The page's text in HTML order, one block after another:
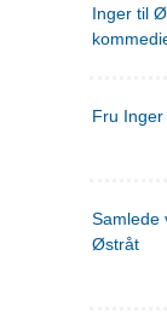
Inger til
Fru Inger
Samlede
Østråt